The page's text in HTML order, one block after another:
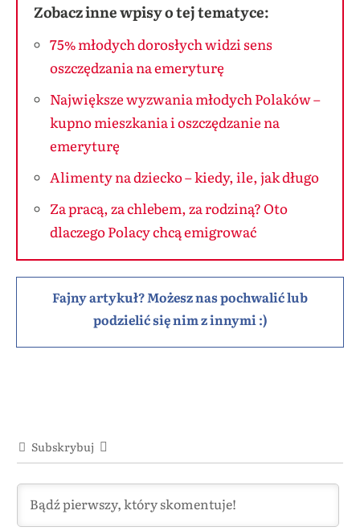
Zobacz inne wpisy o tej tematyce:
75% młodych dorosłych widzi sens
oszczędzania na emeryturę
Największe wyzwania młodych Polaków –
kupno mieszkania i oszczędzanie na
emeryturę
Alimenty na dziecko – kiedy, ile, jak długo
Za pracą, za chlebem, za rodziną? Oto
dlaczego Polacy chcą emigrować
Fajny artykuł? Możesz nas pochwalić lub
podzielić się nim z innymi :)
Subskrybuj